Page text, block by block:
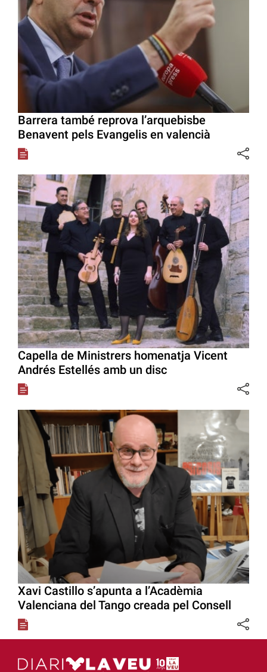
Barrera també reprova l’arquebisbe
Benavent pels Evangelis en valencià
Capella de Ministrers homenatja Vicent
Andrés Estellés amb un disc
Xavi Castillo s’apunta a l’Acadèmia
Valenciana del Tango creada pel Consell